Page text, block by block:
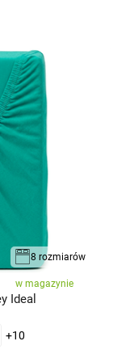
8 rozmiarów
w magazynie
Ideal
+10